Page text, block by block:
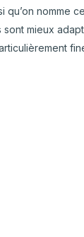
qu’on nomme
sont mieux